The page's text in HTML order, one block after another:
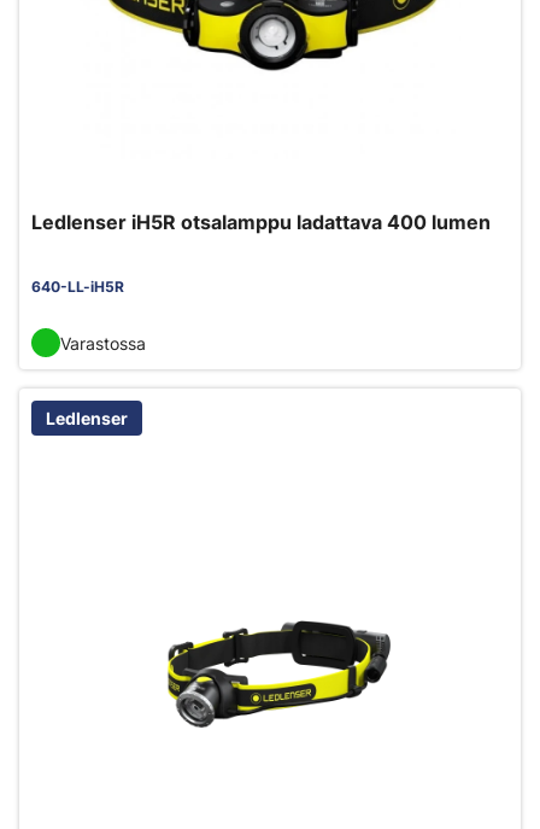
Ledlenser iH5R otsalamppu ladattava 400 lumen
640-LL-iH5R
Varastossa
Ledlenser